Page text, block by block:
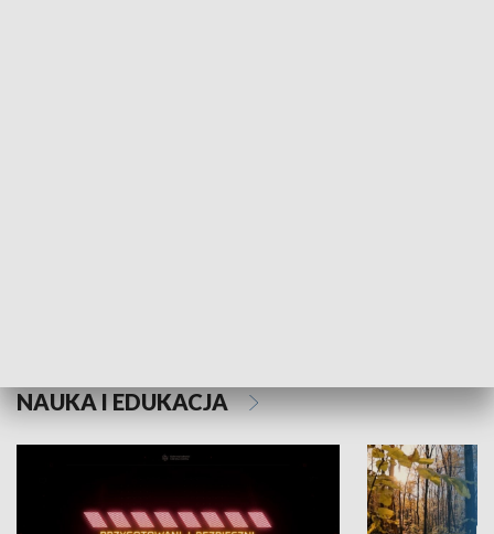
NAUKA I EDUKACJA